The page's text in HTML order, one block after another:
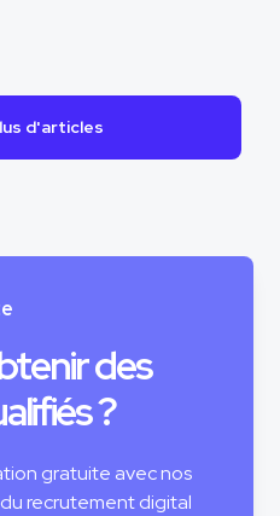
d'articles
des
?
gratuite avec nos
recrutement digital